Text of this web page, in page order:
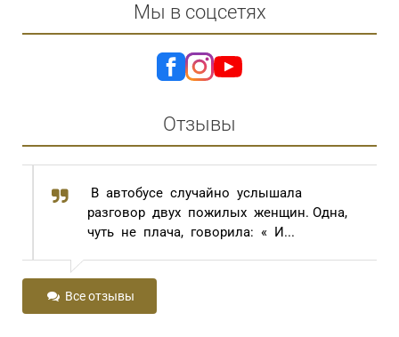
Мы в соцсетях
Отзывы
В автобусе случайно услышала
разговор двух пожилых женщин. Одна,
чуть не плача, говорила: « И...
Все отзывы